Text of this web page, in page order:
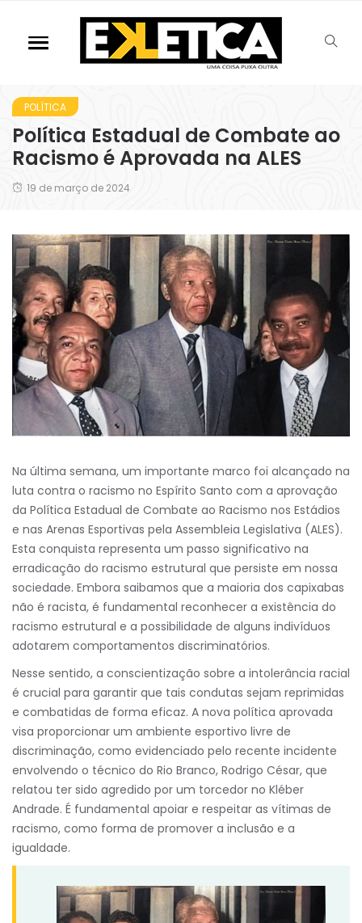
POLÍTICA
Política Estadual de Combate ao
Racismo é Aprovada na ALES
19 de março de 2024
Na última semana, um importante marco foi alcançado na
luta contra o racismo no Espírito Santo com a aprovação
da Política Estadual de Combate ao Racismo nos Estádios
e nas Arenas Esportivas pela Assembleia Legislativa (ALES).
Esta conquista representa um passo significativo na
erradicação do racismo estrutural que persiste em nossa
sociedade. Embora saibamos que a maioria dos capixabas
não é racista, é fundamental reconhecer a existência do
racismo estrutural e a possibilidade de alguns indivíduos
adotarem comportamentos discriminatórios.
Nesse sentido, a conscientização sobre a intolerância racial
é crucial para garantir que tais condutas sejam reprimidas
e combatidas de forma eficaz. A nova política aprovada
visa proporcionar um ambiente esportivo livre de
discriminação, como evidenciado pelo recente incidente
envolvendo o técnico do Rio Branco, Rodrigo César, que
relatou ter sido agredido por um torcedor no Kléber
Andrade. É fundamental apoiar e respeitar as vítimas de
racismo, como forma de promover a inclusão e a
igualdade.